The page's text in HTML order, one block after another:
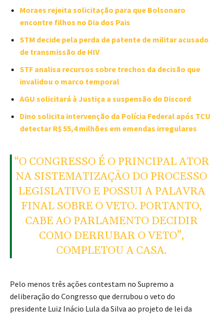
Moraes rejeita solicitação para que Bolsonaro
encontre filhos no Dia dos Pais
STM decide pela perda de patente de militar acusado
de transmissão de HIV
STF analisa recursos sobre trechos da decisão que
invalidou o marco temporal
AGU solicitará à Justiça a suspensão do Discord
Dino solicita intervenção da Polícia Federal após TCU
detectar R$ 55,4 milhões em emendas irregulares
“O CONGRESSO É O PRINCIPAL ATOR
NA SISTEMATIZAÇÃO DO PROCESSO
LEGISLATIVO E POSSUI A PALAVRA
FINAL SOBRE O VETO. PORTANTO,
CABE AO PARLAMENTO DECIDIR
COMO DERRUBAR O VETO”,
COMPLETOU A CASA.
Pelo menos três ações contestam no Supremo a
deliberação do Congresso que derrubou o veto do
presidente Luiz Inácio Lula da Silva ao projeto de lei da